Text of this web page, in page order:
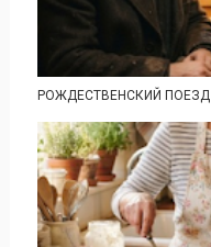
РОЖДЕСТВЕНСКИЙ ПОЕЗД